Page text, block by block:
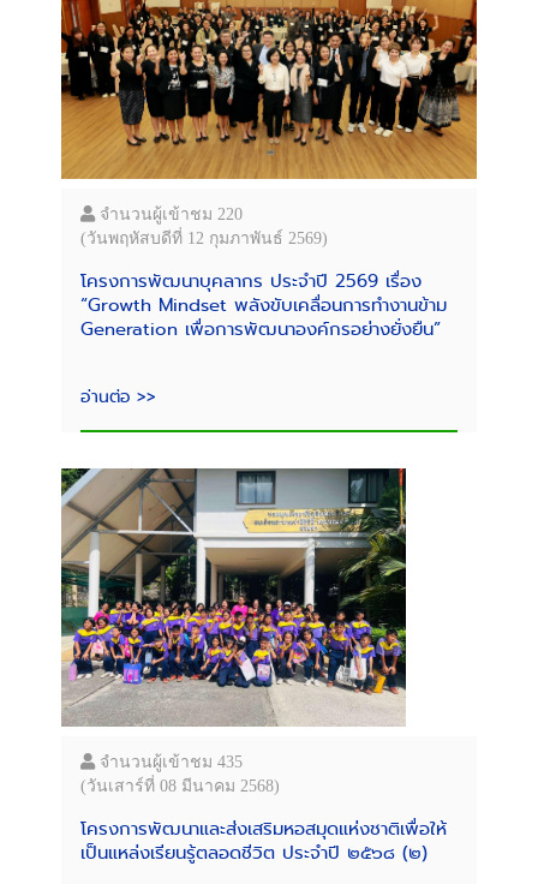
จำนวนผู้เข้าชม 220
(วันพฤหัสบดีที่ 12 กุมภาพันธ์ 2569)
โครงการพัฒนาบุคลากร ประจำปี 2569 เรื่อง
“Growth Mindset พลังขับเคลื่อนการทำงานข้าม
Generation เพื่อการพัฒนาองค์กรอย่างยั่งยืน”
อ่านต่อ >>
จำนวนผู้เข้าชม 435
(วันเสาร์ที่ 08 มีนาคม 2568)
โครงการพัฒนาและส่งเสริมหอสมุดแห่งชาติเพื่อให้
เป็นแหล่งเรียนรู้ตลอดชีวิต ประจำปี ๒๕๖๘ (๒)